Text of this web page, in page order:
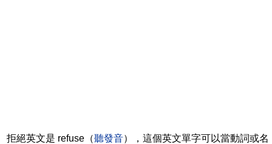
拒絕英文是 refuse（聽發音），這個英文單字可以當動詞或名